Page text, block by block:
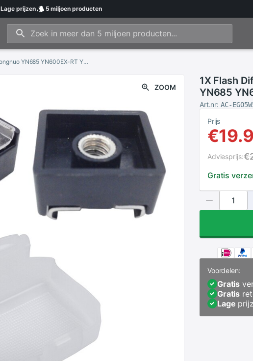
Lageprijzen 5 miljoen producten
1X Flash Diffuser Bounce Cover Voor Yongnuo YN685 YN600EX-RT YN-660 Speedlight &amp; 2Pcs Flash Shoe Mount Adapter 1/4 Inch Th
ZOOM
1X Flash
YN685
2Pcs Flash
Art.nr:AC-
Prijs
Gratis
Adviesprijs:
Voordelen:
Gratis
Gratis
Lage